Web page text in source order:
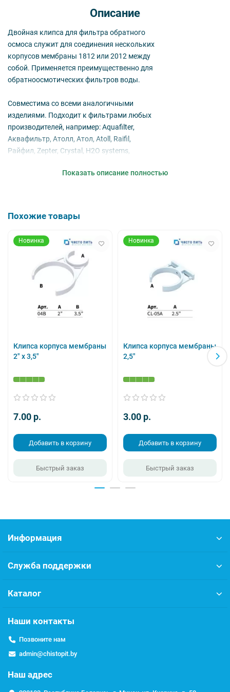
Описание
Двойная клипса для фильтра обратного
осмоса служит для соединения нескольких
корпусов мембраны 1812 или 2012 между
собой. Применяется преимущественно для
обратноосмотических фильтров воды.
Совместима со всеми аналогичными
изделиями. Подходит к фильтрами любых
производителей, например: Aquafilter,
Аквафильтр, Атолл, Атол, Atoll, Raifil,
Райфил, Zepter, Crystal, H2O systems,
Unicorn, Prio, Экософт, Ecosoft, Наша вода,
Показать описание полностью
Похожие товары
Новинка
Клипса корпуса мембраны
2" х 3,5"
7.00 p.
Добавить в корзину
Быстрый заказ
Новинка
Клипса корпуса мембраны
2,5"
3.00 p.
Добавить в корзину
Быстрый заказ
Информация
Служба поддержки
Каталог
Наши контакты
Позвоните нам
admin@chistopit.by
Наш адрес